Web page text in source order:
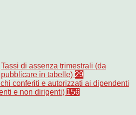
Tassi di assenza trimestrali (da
pubblicare in tabelle) 29
conferiti e autorizzati ai dipendenti
e non dirigenti) 156